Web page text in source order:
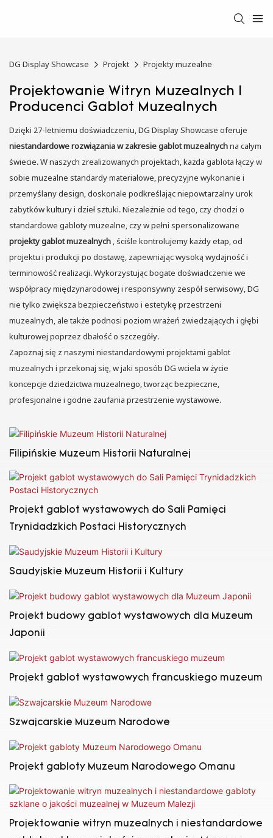
DG Display Showcase Projekt Projekty muzealne
Projektowanie Witryn Muzealnych I
Producenci Gablot Muzealnych
Dzięki 27-letniemu doświadczeniu, DG Display Showcase oferuje
niestandardowe rozwiązania w zakresie gablot muzealnychna całym
świecie. W naszych zrealizowanych projektach, każda gablota łączy w
sobie muzealne standardy materiałowe, precyzyjne wykonanie i
przemyślany design, doskonale podkreślając niepowtarzalny urok
zabytków kultury i dzieł sztuki. Niezależnie od tego, czy chodzi o
standardowe gabloty muzealne, czy w pełni spersonalizowane
projekty gablot muzealnych , ściśle kontrolujemy każdy etap, od
projektu i produkcji po dostawę, zapewniając wysoką wydajność i
terminowość realizacji. Wykorzystując bogate doświadczenie we
współpracy międzynarodowej i responsywny zespół serwisowy, DG
nie tylko zwiększa bezpieczeństwo i estetykę przestrzeni
muzealnych, ale także podnosi poziom wrażeń zwiedzających i głębi
kulturowej poprzez dbałość o szczegóły.
Zapoznaj się z naszymi niestandardowymi projektami gablot
muzealnych i przekonaj się, w jaki sposób DG wciela w życie
koncepcje dziedzictwa muzealnego, tworząc bezpieczne,
profesjonalne i godne zaufania przestrzenie wystawowe.
Filipińskie Muzeum Historii Naturalnej
Projekt gablot wystawowych do Sali Pamięci
Trynidadzkich Postaci Historycznych
Saudyjskie Muzeum Historii i Kultury
Projekt budowy gablot wystawowych dla Muzeum
Japonii
Projekt gablot wystawowych francuskiego muzeum
Szwajcarskie Muzeum Narodowe
Projekt gabloty Muzeum Narodowego Omanu
Projektowanie witryn muzealnych i niestandardowe